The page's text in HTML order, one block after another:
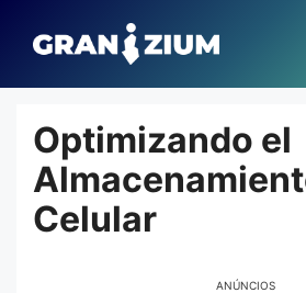
para
conteúdo
Optimizando el
Celular
ANÚNCIOS